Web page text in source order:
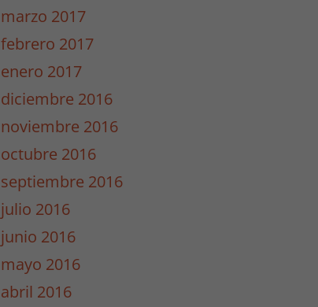
marzo 2017
febrero 2017
enero 2017
diciembre 2016
noviembre 2016
octubre 2016
septiembre 2016
julio 2016
junio 2016
mayo 2016
abril 2016